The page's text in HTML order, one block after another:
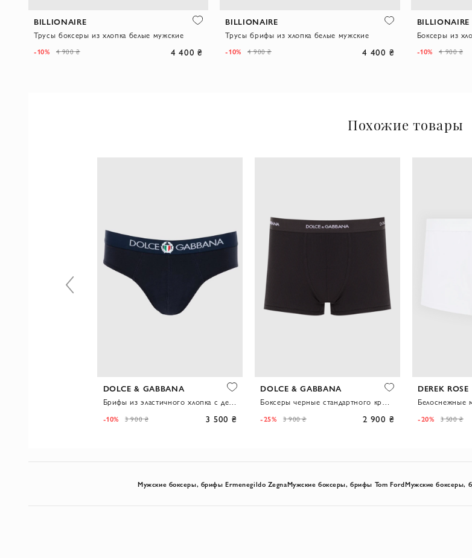
BILLIONAIRE
Трусы боксеры из хлопка белые мужские
-10% 4 900 ₴ 4 400 ₴
BILLIONAIRE
Трусы брифы из хлопка белые мужские
-10% 4 900 ₴ 4 400 ₴
BILLIONAIRE
Боксеры из
-10% 4 900 ₴
Похожие товары
DOLCE & GABBANA
Брифы из эластичного хлопка с декоративным элементом по центру пояса
-10% 3 900 ₴ 3 500 ₴
DOLCE & GABBANA
Боксеры черные стандартного кроя из хлопкового джерси
-25% 3 900 ₴ 2 900 ₴
DEREK ROSE
-20% 3 500 ₴
Мужские боксеры, брифы Ermenegildo ZegnaМужские боксеры, брифы Tom FordМужские боксеры,